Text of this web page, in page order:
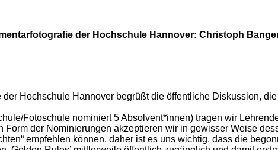
der Hochschule Hannover: Christoph
Hochschule Hannover begrüßt die öffentliche Diskussion,
Fotoschule nominiert 5 Absolvent*innen) tragen wir
der Nominierungen akzeptieren wir in gewisser Weise
empfehlen können, daher ist es uns wichtig, dass die